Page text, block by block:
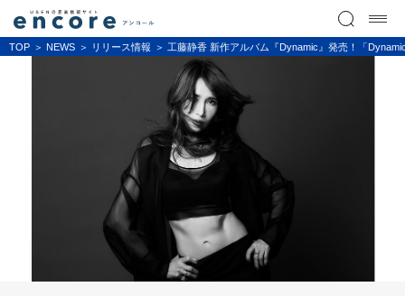
TOP NEWS リリース情報 工藤静香 新作アルバム『Dynamic』発売！「